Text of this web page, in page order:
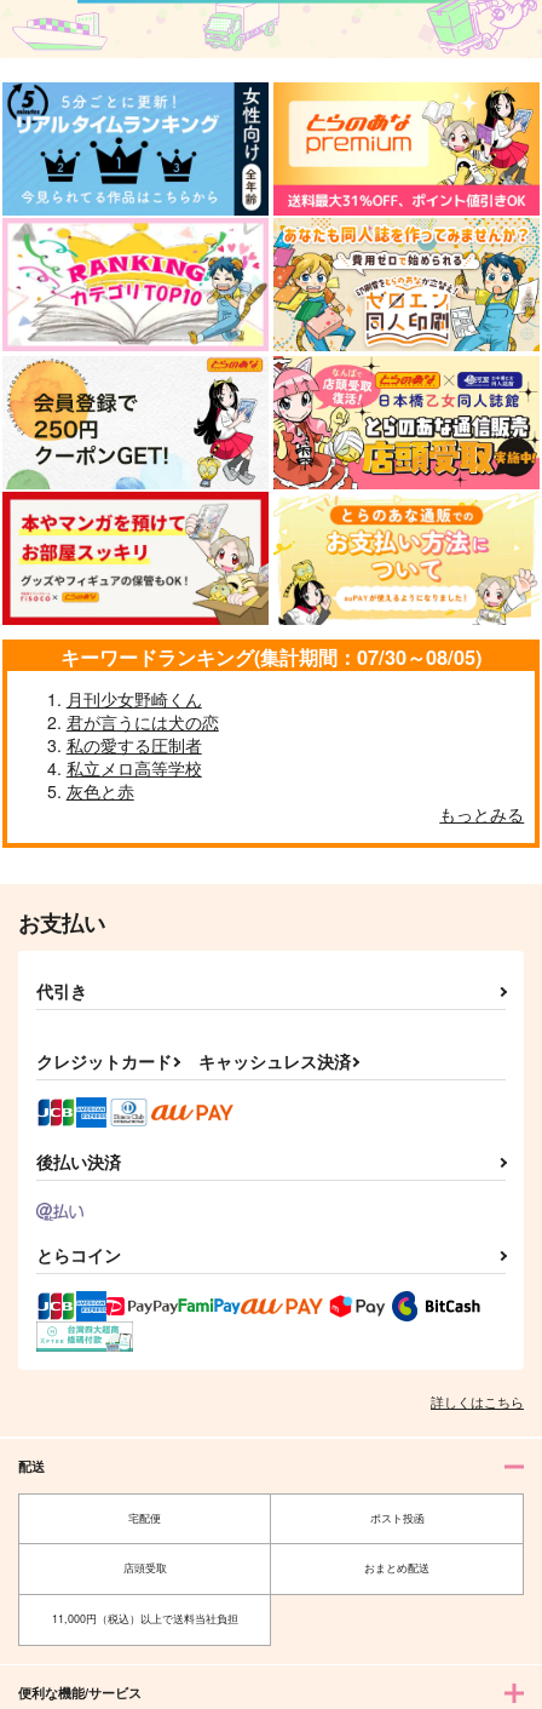
サンプル サンプル サンプル
夏の夜、星を識る
花筐
660円（税込）
伊弉冉一二三×観音坂独歩
サンプル
作品詳細
絶華WEB再録集2018-
2020
絶華
1,208円 （税込）
伊弉冉一二三×観音坂独歩
サンプル
作品詳細
絶華ひふど再録集
2018-2019
絶華
2,198円 （税込）
伊弉冉一二三×観音坂独歩
サンプル
作品詳細
affogato
Kaleidoscope
787円（税込）
伊弉冉一二三×夢野幻太郎
サンプル
作品詳細
サンプル
さよならさみしい人
うがいだいすき
セール中 専売
362円（税込）
ヒプノシスマイク
サンプル
カート
イドの底から/星へ
魔物 in da 給湯室
専売 880円（税込）
ヒプノシスマイク
伊弉冉一二三×観音坂独歩
サンプル
カート
1番人気12.10倍
単勝1.7倍
専売 629円（税込）
ヒプノシスマイク
伊弉冉一二三×観音坂独歩
サンプル
カート
単勝1.7倍
専売 629円
ヒプノシスマイク
サンプル
GOZOUROPPU
専売 315円
手短に、編む。
iCY MiLK LAKE
専売 157
キーワードランキング(集計期間：07/30～08/05)
月刊少女野崎くん
君が言うには犬の恋
私の愛する圧制者
私立メロ高等学校
灰色と赤
もっとみる
お支払い
代引き
クレジットカード キャッシュレス決済
後払い決済
とらコイン
詳しくはこちら
配送
宅配便 ポスト投函
店頭受取 おまとめ配送
11,000円（税込）以上で送料当社負担
便利な機能/サービス